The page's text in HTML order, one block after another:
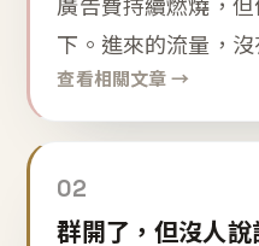
下。進來的流量，
查看相關文章 →
02
群開了，但沒人說